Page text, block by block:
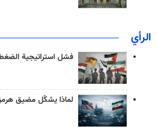
الرأي
فشل استراتيجية
لماذا يشكّل مضيق هرمز